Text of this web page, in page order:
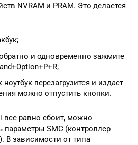
NVRAM и PRAM. Это делается
и одновременно зажмите
ноутбук перезагрузится и издаст
можно отпустить кнопки.
все равно сбоит, можно
параметры SMC (контроллер
В зависимости от типа